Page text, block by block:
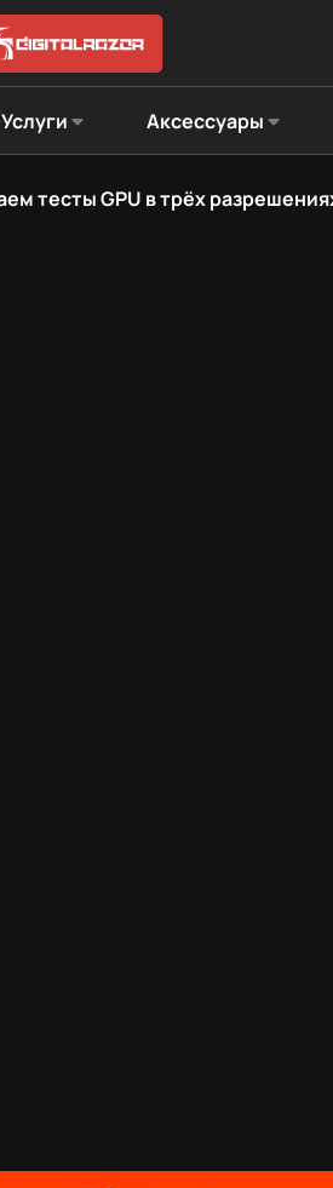
Услуги Аксессуары
тесты GPU в трёх